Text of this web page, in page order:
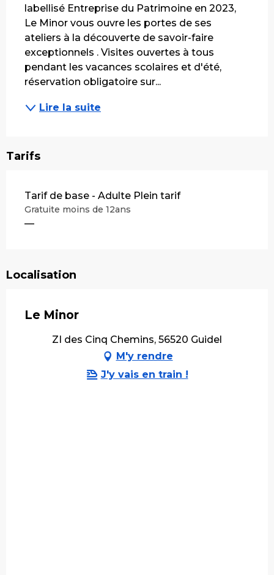
labellisé Entreprise du Patrimoine en 2023,
Le Minor vous ouvre les portes de ses
ateliers à la découverte de savoir-faire
exceptionnels . Visites ouvertes à tous
pendant les vacances scolaires et d'été,
réservation obligatoire sur...
Lire la suite
Tarifs
Tarifs 2026
Tarif de base - Adulte Plein tarif
Gratuite moins de 12ans
—
Localisation
Le Minor
ZI des Cinq Chemins, 56520 Guidel
M'y rendre
J'y vais en train !